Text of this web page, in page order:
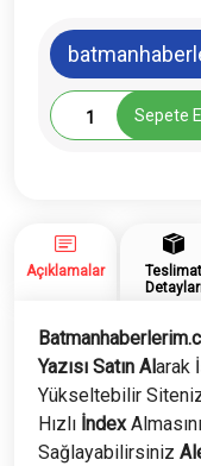
Tanıtım
Sepete
Açıklamalar
Teslimat
Yazısı Satın Alarak
Yükseltebilir
Hızlı İndexAlmasını
Sağlayabilirsiniz